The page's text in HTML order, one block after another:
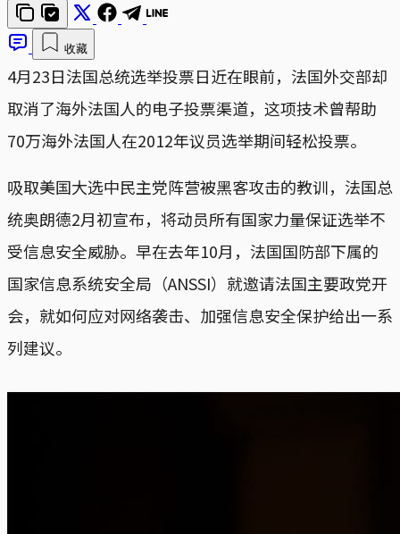
收藏
4月23日法国总统选举投票日近在眼前，法国外交部却
取消了海外法国人的电子投票渠道，这项技术曾帮助
70万海外法国人在2012年议员选举期间轻松投票。
吸取美国大选中民主党阵营被黑客攻击的教训，法国总
统奥朗德2月初宣布，将动员所有国家力量保证选举不
受信息安全威胁。早在去年10月，法国国防部下属的
国家信息系统安全局（ANSSI）就邀请法国主要政党开
会，就如何应对网络袭击、加强信息安全保护给出一系
列建议。